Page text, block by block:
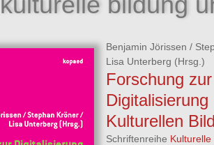
Benjamin Jörissen /
Lisa Unterberg (Hrsg.)
Forschung zur
Digitalisierung
Kulturellen
Schriftenreihe